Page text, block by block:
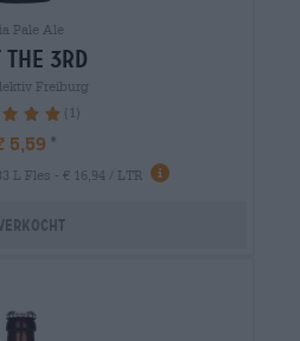
Pale Ale
3rd
Freiburg
100% (1)
5,59
L Fles - € 16,94 / LTR